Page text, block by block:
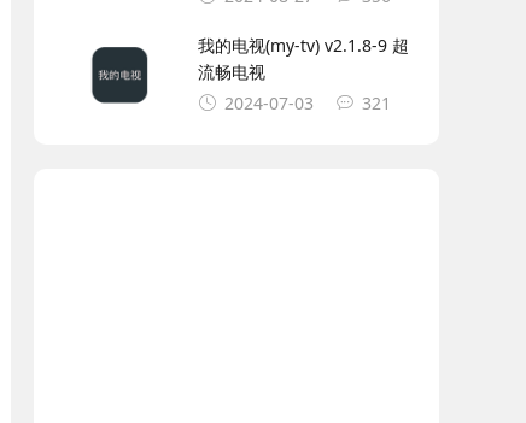
我的电视(my-tv) v2.1.8-9 超
流畅电视
2024-07-03
321